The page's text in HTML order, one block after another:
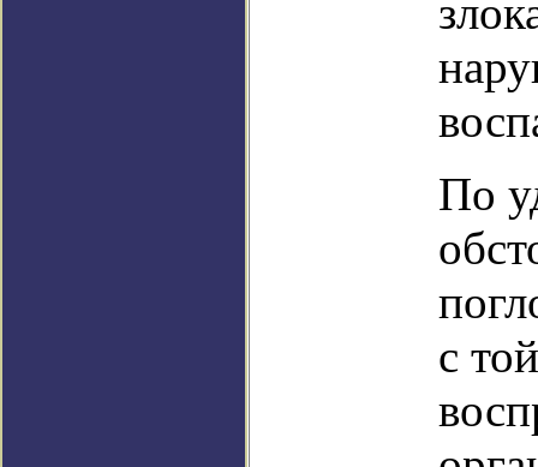
По
с